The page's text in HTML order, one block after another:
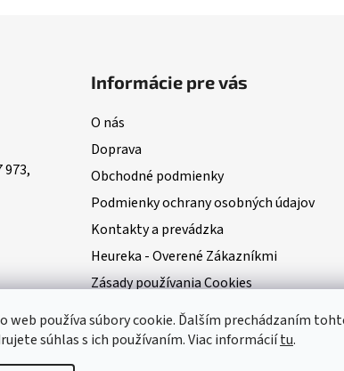
web používa súbory cookie. Ďalším prechádzaním
súhlas s ich používaním. Viac informáciítu.
973,
Informácie pre vás
O nás
Doprava
Obchodné podmienky
Podmienky ochrany osobných údajov
Kontakty a prevádzka
Heureka - Overené Zákazníkmi
Zásady používania Cookies
Moja objednávka
POUČENIE O ODSTÚPENI OD ZMLUVY